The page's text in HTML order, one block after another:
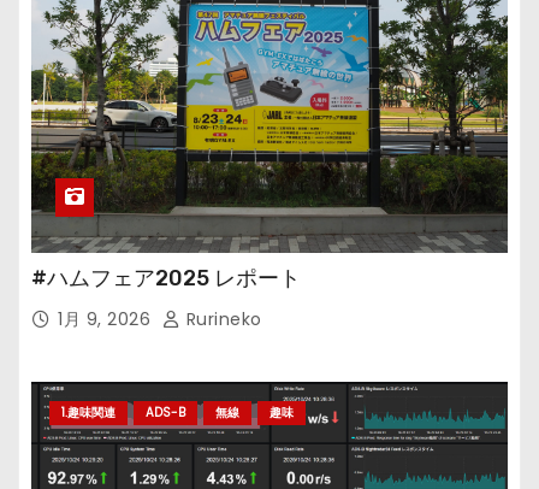
#ハムフェア2025 レポート
1月 9, 2026 Rurineko
1.趣味関連 ADS-B 無線 趣味